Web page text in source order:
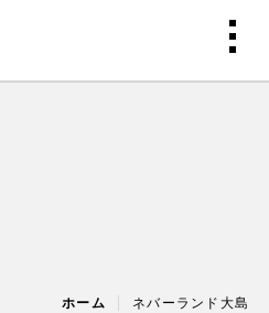
ホーム ネバーランド大島